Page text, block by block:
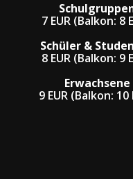
7 EUR (Balkon: 8
Schüler &
8 EUR (Balkon: 9
Erwachsene
9 EUR (Balkon: 10